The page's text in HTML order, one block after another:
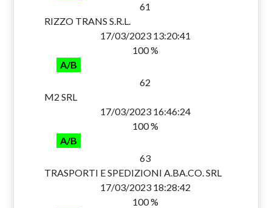
61
RIZZO TRANS S.R.L.
17/03/2023 13:20:41
100 %
A/B
62
M2 SRL
17/03/2023 16:46:24
100 %
A/B
63
TRASPORTI E SPEDIZIONI A.BA.CO. SRL
17/03/2023 18:28:42
100 %